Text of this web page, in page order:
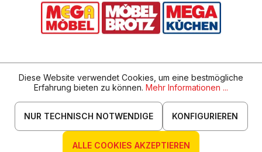
Diese Website verwendet Cookies, um eine bestmögliche
Erfahrung bieten zu können. Mehr Informationen ...
NUR TECHNISCH NOTWENDIGE KONFIGURIEREN
ALLE COOKIES AKZEPTIEREN